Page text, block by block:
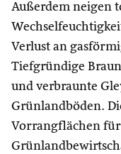
Außerdem neigen
Verlust an
Tiefgründige
und verbraunte
Grünlandböden.
Vorrangflächen